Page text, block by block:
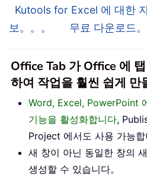
Kutools for Excel 에 대한
보。。。
무료 다운로드。
Office Tab 가 Office 에
하여 작업을 훨씬 쉽게 만
Word, Excel, PowerPoint
기능을 활성화합니다,
Project 에서도 사용 가능합
새 창이 아닌 동일한 창의
생성할 수 있습니다。